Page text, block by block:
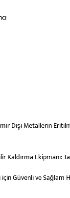
Dışı Metallerin
Kaldırma Ekipmanı:
Güvenli ve Sağlam